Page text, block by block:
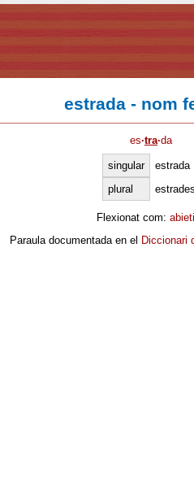
estrada - nom
es·tra·da
singular
estrada
plural
Flexionat com:
Paraula documentada en el Diccionari